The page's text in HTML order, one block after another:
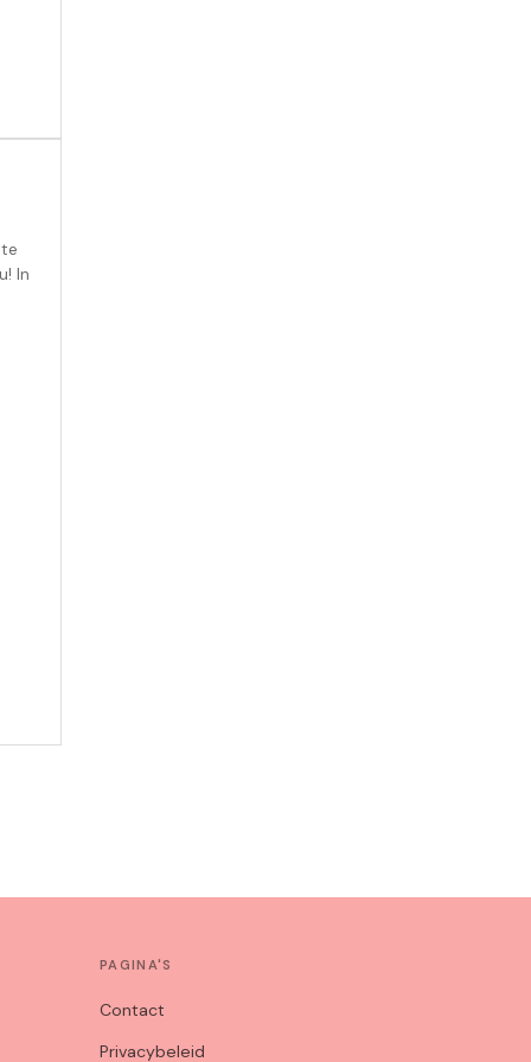
In
PAGINA'S
Contact
Privacybeleid